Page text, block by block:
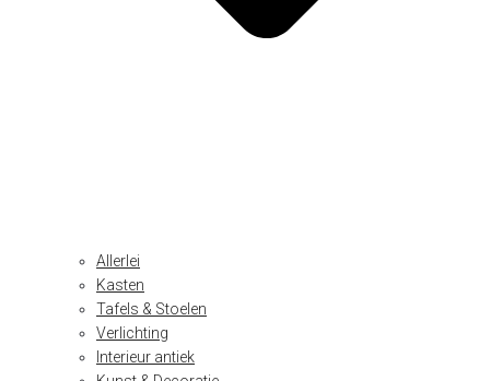
Allerlei
Kasten
Tafels & Stoelen
Verlichting
Interieur antiek